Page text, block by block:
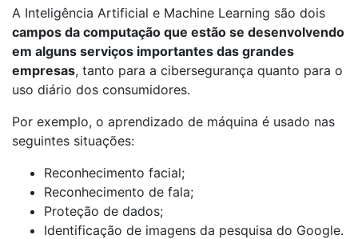
A Inteligência Artificial e Machine Learning são dois
campos da computação que estão se desenvolvendo
em alguns serviços importantes das grandes
empresas, tanto para a cibersegurança quanto para o
uso diário dos consumidores.
Por exemplo, o aprendizado de máquina é usado nas
seguintes situações:
Reconhecimento facial;
Reconhecimento de fala;
Proteção de dados;
Identificação de imagens da pesquisa do Google.